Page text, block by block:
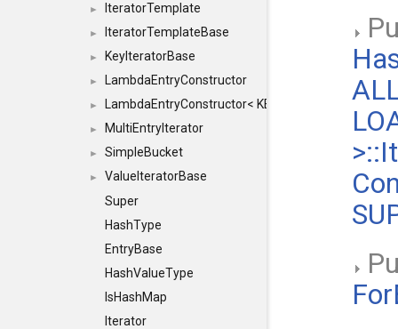
► IteratorTemplate
► IteratorTemplateBase
► KeyIteratorBase
► LambdaEntryConstructor
► LambdaEntryConstructor< KEY &, LAMBDA, true >
► MultiEntryIterator
► SimpleBucket
►
ValueIteratorBase
Super
HashType
EntryBase
HashValueType
IsHashMap
Iterator